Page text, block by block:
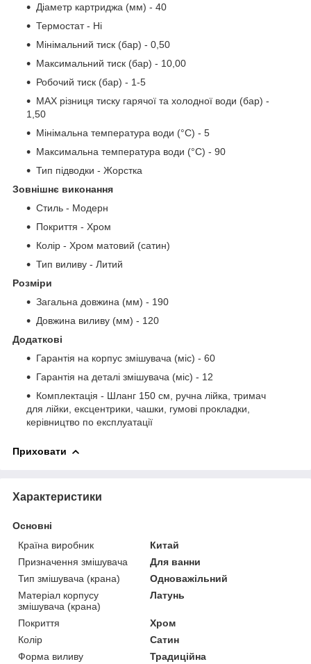
Діаметр картриджа (мм) - 40
Термостат - Ні
Мінімальний тиск (бар) - 0,50
Максимальний тиск (бар) - 10,00
Робочий тиск (бар) - 1-5
MAX різниця тиску гарячої та холодної води (бар) -
1,50
Мінімальна температура води (°C) - 5
Максимальна температура води (°C) - 90
Тип підводки - Жорстка
Зовнішнє виконання
Стиль - Модерн
Покриття - Хром
Колір - Хром матовий (сатин)
Тип виливу - Литий
Розміри
Загальна довжина (мм) - 190
Довжина виливу (мм) - 120
Додаткові
Гарантія на корпус змішувача (міс) - 60
Гарантія на деталі змішувача (міс) - 12
Комплектація - Шланг 150 см, ручна лійка, тримач
для лійки, ексцентрики, чашки, гумові прокладки,
керівництво по експлуатації
Приховати
Характеристики
Основні
Країна виробник
Китай
Призначення змішувача
Для ванни
Тип змішувача (крана)
Одноважільний
Матеріал корпусу
змішувача (крана)
Латунь
Покриття
Хром
Колір
Сатин
Форма виливу
Традиційна